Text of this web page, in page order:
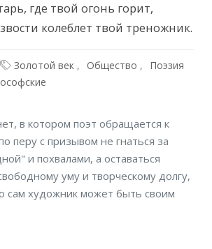
где твой огонь горит,
колеблет твой треножник.
Золотой век Общество
Поэзия
в котором поэт обращается к
перу с призывом не гнаться за
и похвалами, а оставаться
уму и творческому долгу,
сам художник может быть своим